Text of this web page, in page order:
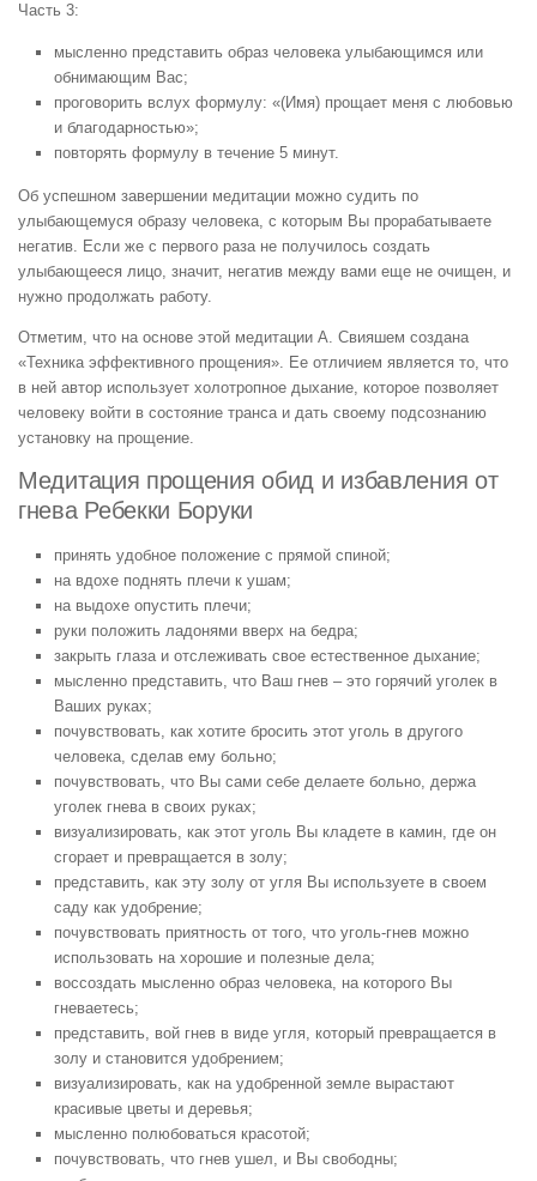
Часть 3:
мысленно представить образ человека улыбающимся или
обнимающим Вас;
проговорить вслух формулу: «(Имя) прощает меня с любовью
и благодарностью»;
повторять формулу в течение 5 минут.
Об успешном завершении медитации можно судить по
улыбающемуся образу человека, с которым Вы прорабатываете
негатив. Если же с первого раза не получилось создать
улыбающееся лицо, значит, негатив между вами еще не очищен, и
нужно продолжать работу.
Отметим, что на основе этой медитации А. Свияшем создана
«Техника эффективного прощения». Ее отличием является то, что
в ней автор использует холотропное дыхание, которое позволяет
человеку войти в состояние транса и дать своему подсознанию
установку на прощение.
Медитация прощения обид и избавления от
гнева Ребекки Боруки
принять удобное положение с прямой спиной;
на вдохе поднять плечи к ушам;
на выдохе опустить плечи;
руки положить ладонями вверх на бедра;
закрыть глаза и отслеживать свое естественное дыхание;
мысленно представить, что Ваш гнев – это горячий уголек в
Ваших руках;
почувствовать, как хотите бросить этот уголь в другого
человека, сделав ему больно;
почувствовать, что Вы сами себе делаете больно, держа
уголек гнева в своих руках;
визуализировать, как этот уголь Вы кладете в камин, где он
сгорает и превращается в золу;
представить, как эту золу от угля Вы используете в своем
саду как удобрение;
почувствовать приятность от того, что уголь-гнев можно
использовать на хорошие и полезные дела;
воссоздать мысленно образ человека, на которого Вы
гневаетесь;
представить, вой гнев в виде угля, который превращается в
золу и становится удобрением;
визуализировать, как на удобренной земле вырастают
красивые цветы и деревья;
мысленно полюбоваться красотой;
почувствовать, что гнев ушел, и Вы свободны;